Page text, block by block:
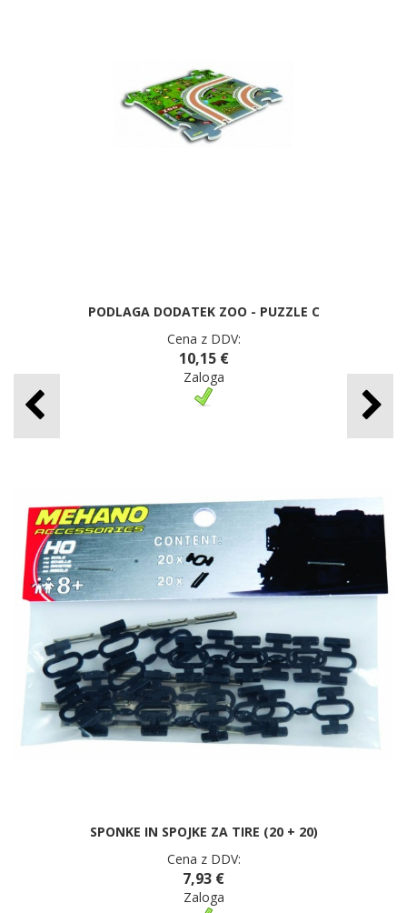
PODLAGA DODATEK ZOO - PUZZLE C
Cena z DDV:
10,15 €
Zaloga
SPONKE IN SPOJKE ZA TIRE (20 + 20)
Cena z DDV:
7,93 €
Zaloga